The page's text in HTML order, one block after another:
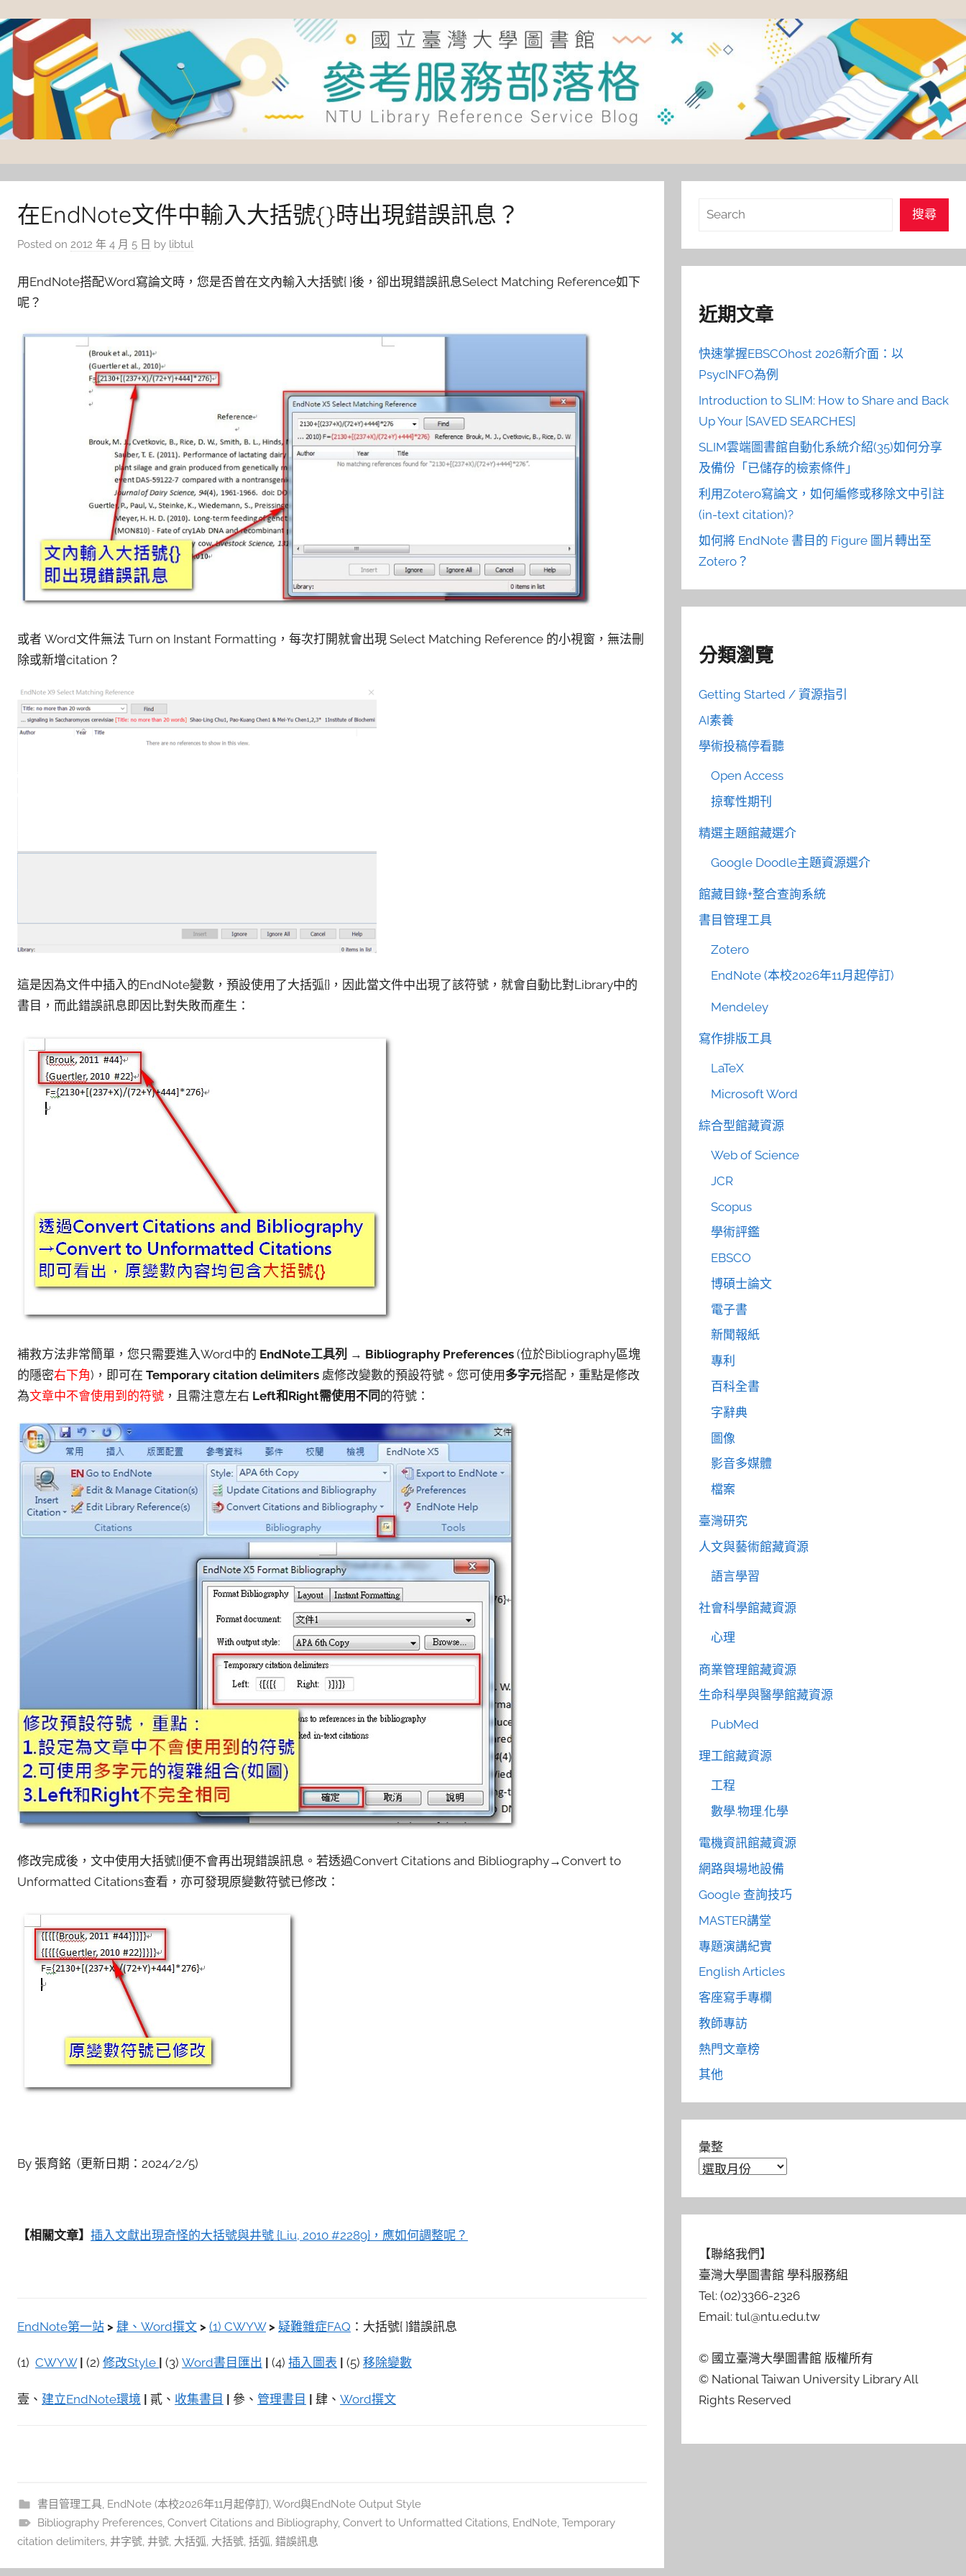
to
content
灣
在EndNote文件中輸入大括號{}時出現錯誤訊息？
Posted on 2012 年 4 月 5 日 by libtul
用EndNote搭配Word寫論文時，您是否曾在文內輸入大括號{ }後，卻出現錯誤訊息Select Matching Reference如下
呢？
或者 Word文件無法 Turn on Instant Formatting，每次打開就會出現 Select Matching Reference 的小視窗，無法刪
除或新增citation？
這是因為文件中插入的EndNote變數，預設使用了大括弧{}，因此當文件中出現了該符號，就會自動比對Library中的
書目，而此錯誤訊息即因比對失敗而產生：
補救方法非常簡單，您只需要進入Word中的 EndNote工具列 → Bibliography Preferences (位於Bibliography區塊
的隱密右下角)，即可在 Temporary citation delimiters 處修改變數的預設符號。您可使用 多字元搭配，重點是修改
為文章中不會使用到的符號 ，且需注意左右 Left和Right需使用不同 的符號：
修改完成後，文中使用大括號{}便不會再出現錯誤訊息。若透過Convert Citations and Bibliography→Convert to
Unformatted Citations查看，亦可發現原變數符號已修改：
By 張育銘 (更新日期：2024/2/5)
【相關文章】 插入文獻出現奇怪的大括號與井號 {Liu, 2010 #2289}，應如何調整呢？
EndNote第一站 > 肆、Word撰文 > (1) CWYW > 疑難雜症FAQ ：大括號{ }錯誤訊息
(1) CWYW (2) 修改Style (3) Word書目匯出 (4) 插入圖表 (5) 移除變數
壹、 建立EndNote環境 | 貳、 收集書目 | 參、 管理書目 | 肆、 Word撰文
書目管理工具, EndNote (本校2026年11月起停訂),Word與EndNote Output Style
Bibliography Preferences, Convert Citations and Bibliography, Convert to Unformatted Citations, EndNote, Temporary
citation delimiters, 井字號, 井號, 大括弧, 大括號, 括弧, 錯誤訊息
搜
搜尋
近期文章
快速掌握EBSCOhost 2026新介面：以
PsycINFO為例
Introduction to SLIM: How to Share and Back
Up Your [SAVED SEARCHES]
SLIM雲端圖書館自動化系統介紹(35)如何分享
及備份「已儲存的檢索條件」
利用Zotero寫論文，如何編修或移除文中引註
(in-text citation)?
如何將 EndNote 書目的 Figure 圖片轉出至
Zotero？
分類瀏覽
Getting Started / 資源指引
AI素養
學術投稿停看聽
Open Access
掠奪性期刊
精選主題館藏選介
Google Doodle主題資源選介
館藏目錄+整合查詢系統
書目管理工具
Zotero
EndNote (本校2026年11月起停訂)
Mendeley
寫作排版工具
LaTeX
Microsoft Word
綜合型館藏資源
Web of Science
JCR
Scopus
學術評鑑
EBSCO
博碩士論文
電子書
新聞報紙
專利
百科全書
字辭典
圖像
影音多媒體
檔案
臺灣研究
人文與藝術館藏資源
語言學習
社會科學館藏資源
心理
商業管理館藏資源
生命科學與醫學館藏資源
PubMed
理工館藏資源
工程
數學.物理.化學
電機資訊館藏資源
網路與場地設備
Google 查詢技巧
MASTER講堂
專題演講紀實
English Articles
客座寫手專欄
教師專訪
熱門文章榜
其他
彙整
【聯絡我們】
臺灣大學圖書館 學科服務組
Tel: (02)3366-2326
Email: tul@ntu.edu.tw
© 國立臺灣大學圖書館 版權所有
© National Taiwan University Library All
Rights Reserved